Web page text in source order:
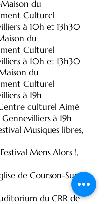
du
Culturel
à 10h et 13h30
du
Culturel
à 10h et 13h30
du
Culturel
à 19h
culturel Aimé
à 19h
Musiques libres,
Mens Alors !,
de Courson-Sur-
du CRR de